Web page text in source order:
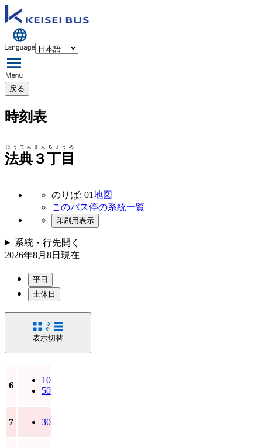
戻る
時刻表
法典３丁目
ほうてんさんちょうめ
のりば: 01地図
このバス停の系統一覧
印刷用表示
系統・行先開く
2026年8月8日 現在
平日
土休日
表示切替
6
10
50
7 30